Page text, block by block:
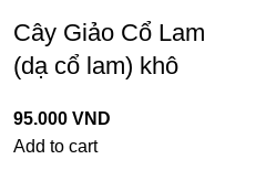
Cây Giảo Cổ Lam
(dạ cổ lam) khô
95.000 VND
Add to cart